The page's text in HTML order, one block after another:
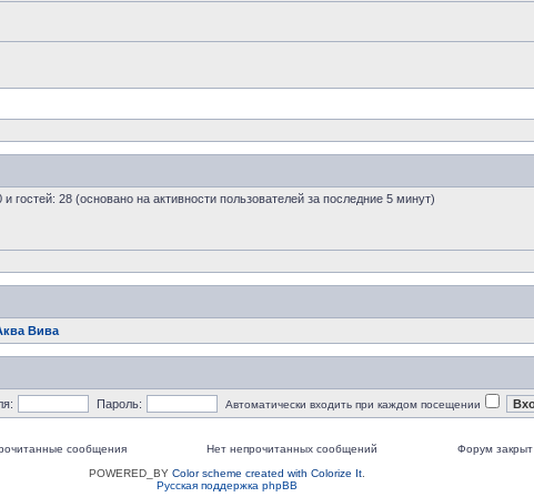
гостей: 28 (основано на активности пользователей за последние 5 минут)
Вива
Пароль: Автоматически входить при каждом посещении
сообщения Нет непрочитанных сообщений
Форум закрыт
POWERED_BY Color scheme created with Colorize It.
Русская поддержка phpBB